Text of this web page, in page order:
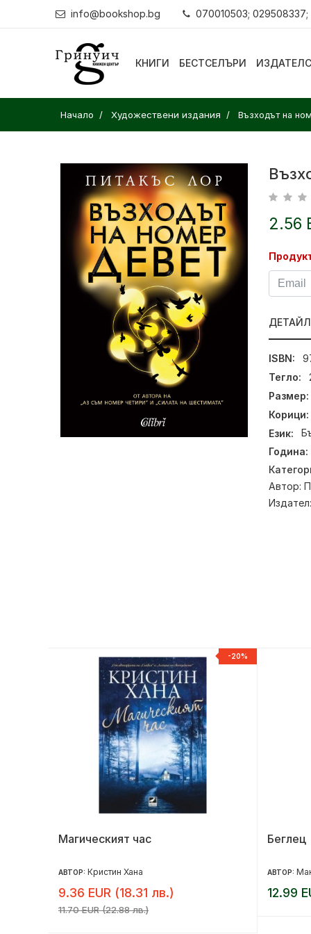
info@bookshop.bg 070010503; 029508337;
КНИГИ БЕСТСЕЛЪРИ
Начало Художествени издания Възходът на
2.56
ISBN:
Тегло:
Размер:
Корици:
Език:
Година:
Автор:
Издател:
-20%
Магическият час
АВТОР: Кристин Хана
9.36 EUR (18.31 лв.)
11.70 EUR (22.88 лв.)
Беглец
АВТОР:
12.99